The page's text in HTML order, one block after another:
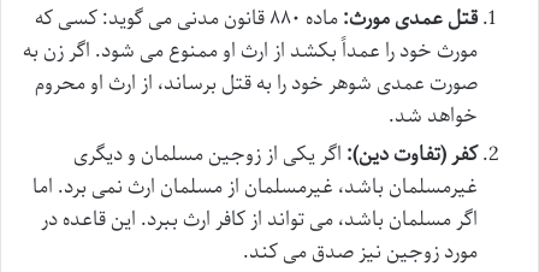
قتل عمدی مورث:
ماده ۸۸۰ قانون مدنی می گوید: کسی که
مورث خود را عمداً بکشد از ارث او ممنوع می شود. اگر زن به
صورت عمدی شوهر خود را به قتل برساند، از ارث او محروم
خواهد شد.
کفر (تفاوت دین): اگر یکی از زوجین مسلمان و دیگری
غیرمسلمان باشد، غیرمسلمان از مسلمان ارث نمی برد. اما
اگر مسلمان باشد، می تواند از کافر ارث ببرد. این قاعده در
مورد زوجین نیز صدق می کند.